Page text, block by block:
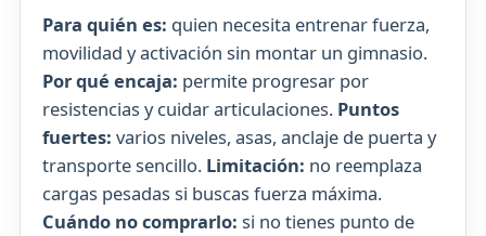
Para quién es: quien necesita entrenar fuerza,
movilidad y activación sin montar un gimnasio.
Por qué encaja: permite progresar por
resistencias y cuidar articulaciones. Puntos
fuertes: varios niveles, asas, anclaje de puerta y
transporte sencillo. Limitación: no reemplaza
cargas pesadas si buscas fuerza máxima.
Cuándo no comprarlo: si no tienes punto de